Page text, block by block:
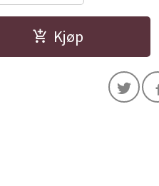
Kjøp